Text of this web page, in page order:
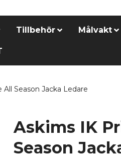
Tillbehör Målvakt
Season Jacka Ledare
Askims IK
Season